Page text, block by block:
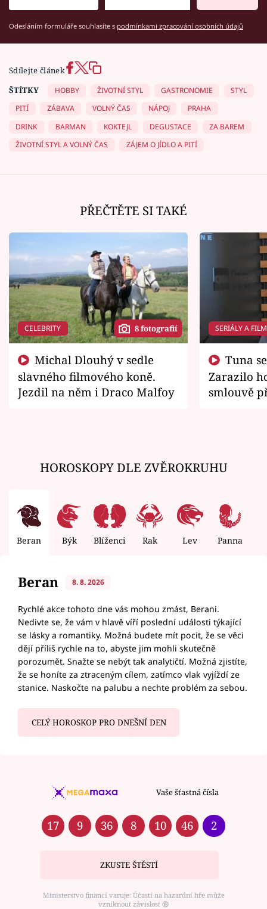
Odesláním formuláře souhlasíte s podmínkami zpracování osobních údajů
Sdílejte článek
ŠTÍTKY
HOBBY ŽIVOTNÍ STYL GASTRONOMIE
STYL
PITÍ
ZÁBAVA VOLNÝ ČAS NÁPOJ
PRAHA
DRINK
BARMAN KOKTEJL DEGUSTACE
ZA BAREM
ŽIVOTNÍ STYL A VOLNÝ ČAS
ZÁJEM O JÍDLO A PITÍ
PŘEČTĚTE SI TAKÉ
CELEBRITY 8 fotografií
slavného filmového koně.
Jezdil na něm i Draco Malfoy
SERIÁLY A
Zarazilo
smlouvě
HOROSKOPY DLE ZVĚROKRUHU
Beran Býk Blíženci Rak Lev Panna
Beran 8. 8. 2026
Rychlé akce tohoto dne vás mohou zmást, Berani.
Nedivte se, že vám v hlavě víří poslední události týkající
se lásky a romantiky. Možná budete mít pocit, že se věci
dějí příliš rychle na to, abyste jim mohli skutečně
porozumět. Snažte se nebýt tak analytičtí. Možná zjistíte,
že se honíte za ztraceným cílem, zatímco vlak vyjíždí ze
stanice. Naskočte na palubu a nechte problém za sebou.
CELÝ HOROSKOP PRO DNEŠNÍ DEN
Vaše šťastná čísla
17 9 36 8 10 46 2
ZKUSTE ŠTĚSTÍ
Ministerstvo financí varuje: Účastí na hazardní hře může
vzniknout závislost ⑱